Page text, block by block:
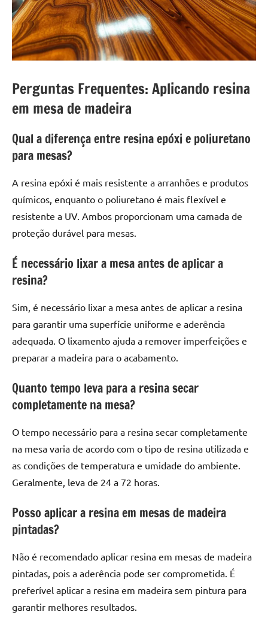
tampinhas
resinadas.
Perguntas Frequentes: Aplicando resina
em mesa de madeira
Qual a diferença entre resina epóxi e poliuretano
para mesas?
A resina epóxi é mais resistente a arranhões e produtos
químicos, enquanto o poliuretano é mais flexível e
resistente a UV. Ambos proporcionam uma camada de
proteção durável para mesas.
É necessário lixar a mesa antes de aplicar a
resina?
Sim, é necessário lixar a mesa antes de aplicar a resina
para garantir uma superfície uniforme e aderência
adequada. O lixamento ajuda a remover imperfeições e
preparar a madeira para o acabamento.
Quanto tempo leva para a resina secar
completamente na mesa?
O tempo necessário para a resina secar completamente
na mesa varia de acordo com o tipo de resina utilizada e
as condições de temperatura e umidade do ambiente.
Geralmente, leva de 24 a 72 horas.
Posso aplicar a resina em mesas de madeira
pintadas?
Não é recomendado aplicar resina em mesas de madeira
pintadas, pois a aderência pode ser comprometida. É
preferível aplicar a resina em madeira sem pintura para
garantir melhores resultados.